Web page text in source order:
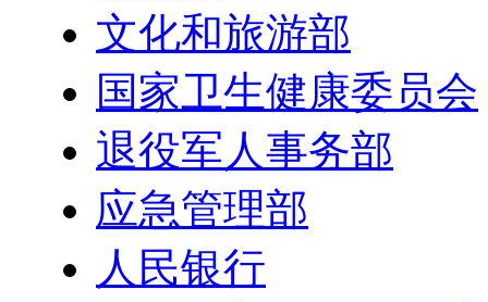
文化和旅游部
国家卫生健康委员会
退役军人事务部
应急管理部
人民银行